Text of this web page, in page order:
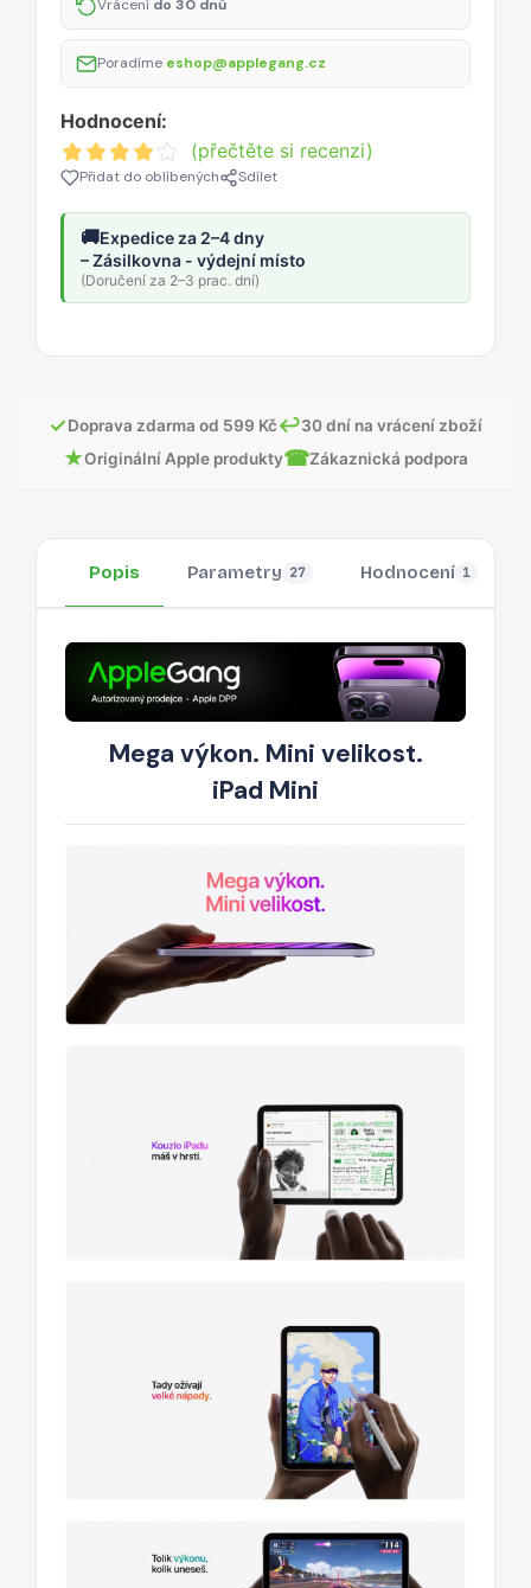
Vrácení do 30 dnů
Poradíme eshop@applegang.cz
Hodnocení:
(přečtěte si recenzi)
Přidat do oblíbených Sdílet
🚚Expedice za 2–4 dny
– Zásilkovna - výdejní místo
(Doručení za 2–3 prac. dní)
✓Doprava zdarma od 599 Kč↩30 dní na vrácení zboží
★Originální Apple produkty☎Zákaznická podpora
Popis Parametry 27 Hodnocení 1
Mega výkon. Mini velikost.
iPad Mini